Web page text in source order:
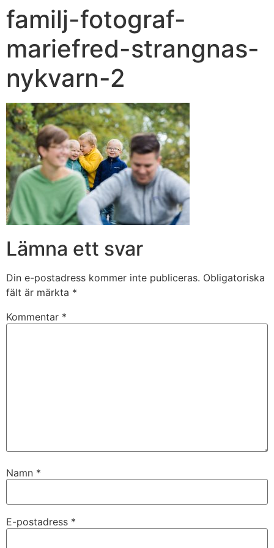
familj-fotograf-
mariefred-strangnas-
nykvarn-2
Lämna ett svar
Din e-postadress kommer inte publiceras. Obligatoriska
fält är märkta *
Kommentar *
Namn *
E-postadress *